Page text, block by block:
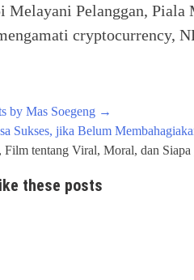
Melayani Pelanggan, Piala
cryptocurrency,
by Mas Soegeng →
Sukses, jika Belum
Film tentang Viral, Moral, dan Siapa
these posts